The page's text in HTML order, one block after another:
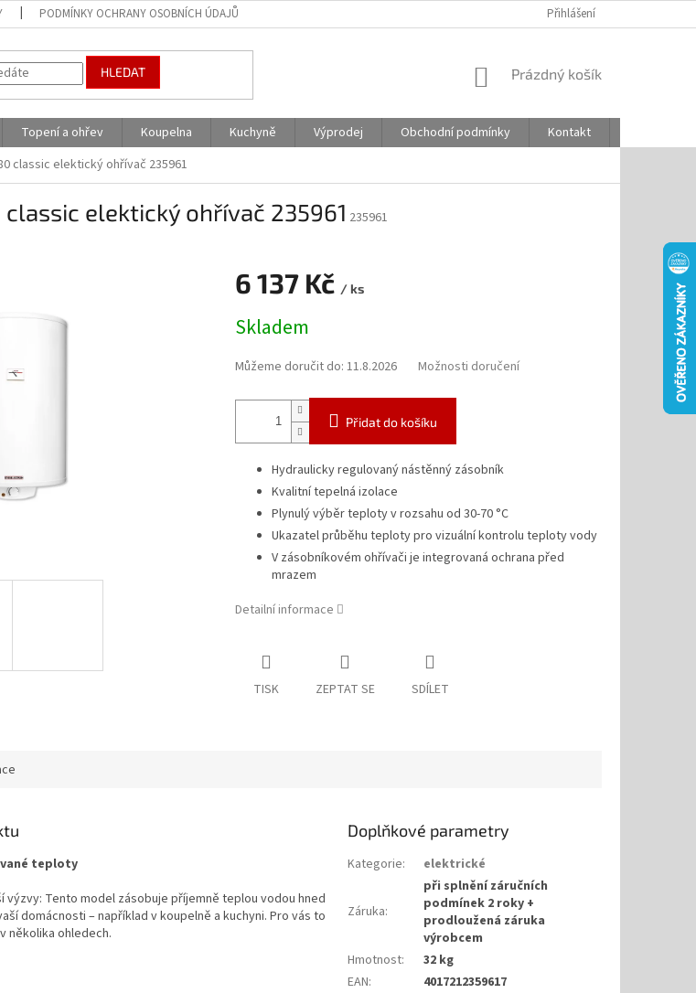
PODMÍNKY OCHRANY OSOBNÍCH ÚDAJŮ Přihlášení
HLEDAT
NÁKUPNÍ
Prázdný košík
Topení a ohřev Koupelna Kuchyně Výprodej Obchodní podmínky Kontakt
classic elektický ohřívač 235961
classic elektický ohřívač 235961 235961
6 137 Kč / ks
cena:
Skladem
Můžeme doručit do: 11.8.2026 Možnosti doručení
Přidat do košíku
Hydraulicky regulovaný nástěnný zásobník
Kvalitní tepelná izolace
Plynulý výběr teploty v rozsahu od 30-70 °C
Ukazatel průběhu teploty pro vizuální kontrolu teploty vody
V zásobníkovém ohřívači je integrovaná ochrana před
mrazem
Detailní informace
TISK ZEPTAT SE SDÍLET
teploty
výzvy: Tento model zásobuje příjemně teplou vodou hned
domácnosti – například v koupelně a kuchyni. Pro vás to
několika ohledech.
Doplňkové parametry
Kategorie: elektrické
Záruka:
při splnění záručních
podmínek 2 roky +
prodloužená záruka
výrobcem
Hmotnost:
32 kg
EAN: 4017212359617